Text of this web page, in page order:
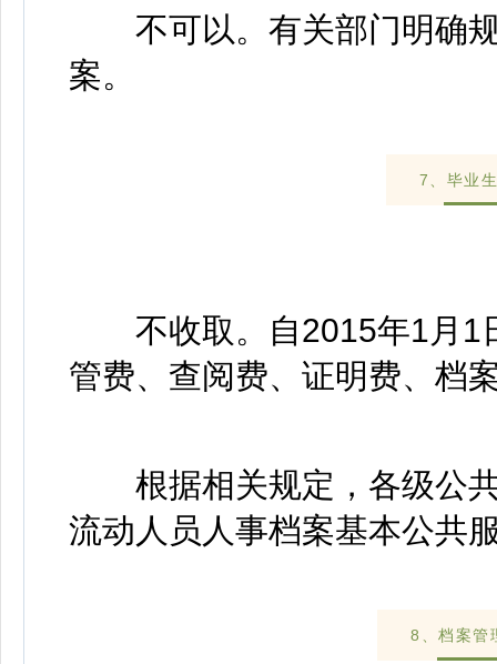
不可以。有关部门明确规
案。
7、毕业
不收取。自2015年1月1
管费、查阅费、证明费、档
根据相关规定，各级公共
流动人员人事档案基本公共
8、档案管